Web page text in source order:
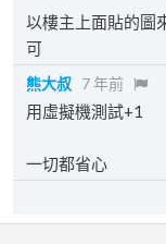
以樓主上面貼的圖
可
熊大叔 7 年前
用虛擬機測試+1
一切都省心